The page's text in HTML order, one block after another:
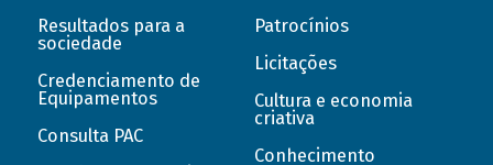
Resultados para a
sociedade
Credenciamento de
Equipamentos
Consulta PAC
Patrocínios
Licitações
Cultura e economia
criativa
Conhecimento